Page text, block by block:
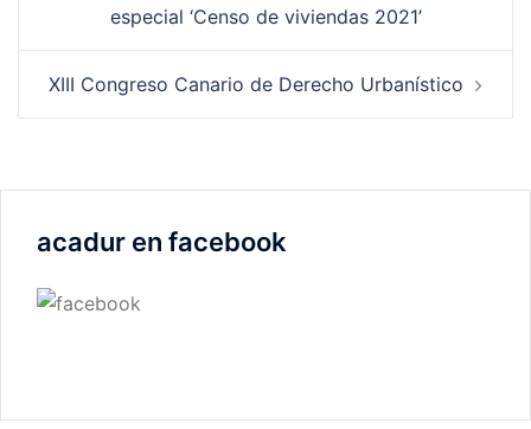
entradasespecial ‘Censo de viviendas 2021’
XIII Congreso Canario de Derecho Urbanístico
acadur en facebook